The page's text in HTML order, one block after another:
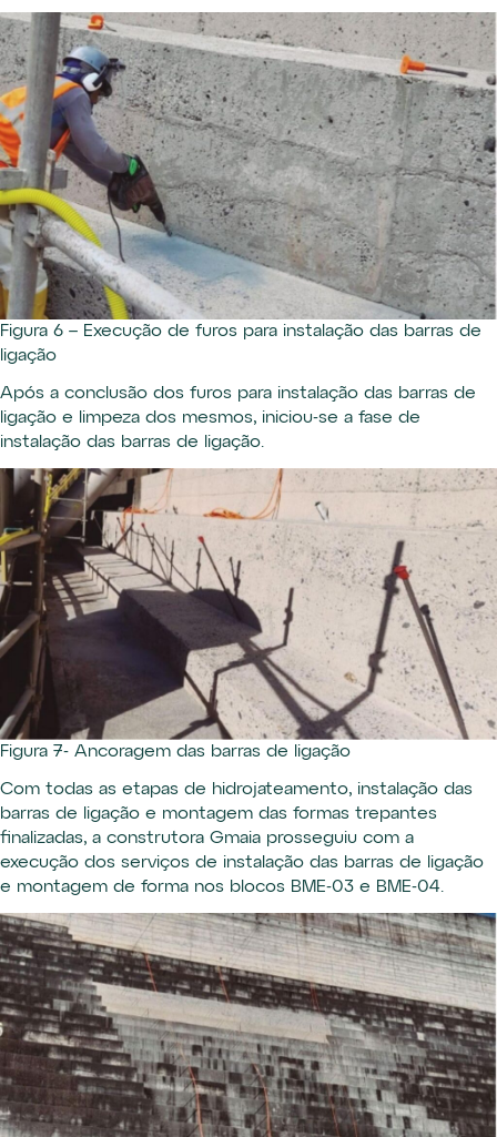
Figura 6 – Execução de furos para instalação das barras de
ligação
Após a conclusão dos furos para instalação das barras de
ligação e limpeza dos mesmos, iniciou-se a fase de
instalação das barras de ligação.
Figura 7- Ancoragem das barras de ligação
Com todas as etapas de hidrojateamento, instalação das
barras de ligação e montagem das formas trepantes
finalizadas, a construtora Gmaia prosseguiu com a
execução dos serviços de instalação das barras de ligação
e montagem de forma nos blocos BME-03 e BME-04.